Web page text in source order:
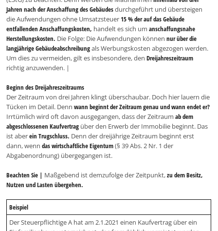
Jahren nach der Anschaffung des Gebäudesdurchgeführt und übersteigen
die Aufwendungen ohne Umsatzsteuer15 % der auf das Gebäude
entfallenden Anschaffungskosten, handelt es sich umanschaffungsnahe
Herstellungskosten. Die Folge: Die Aufwendungen könnennur über die
langjährige Gebäudeabschreibungals Werbungskosten abgezogen werden.
Um dies zu vermeiden, gilt es insbesondere, denDreijahreszeitraum
richtig anzuwenden. |
Beginn des Dreijahreszeitraums
Der Zeitraum von drei Jahren klingt überschaubar. Doch hier lauern die
Tücken im Detail. Dennwann beginnt der Zeitraum genau und wann endet er?
Irrtümlich wird oft davon ausgegangen, dass der Zeitraumab dem
abgeschlossenen Kaufvertrag über den Erwerb der Immobilie beginnt. Das
ist aberein Trugschluss. Denn der dreijährige Zeitraum beginnt erst
dann, wenndas wirtschaftliche Eigentum(§ 39 Abs. 2 Nr. 1 der
Abgabenordnung) übergegangen ist.
Beachten Sie | Maßgebend ist demzufolge der Zeitpunkt,zu dem Besitz,
Nutzen und Lasten übergehen.
Beispiel
Der Steuerpflichtige A hat am 2.1.2021 einen Kaufvertrag über ein